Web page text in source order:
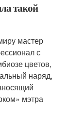
такой
мастер
с
цветов,
наряд,
мэтра